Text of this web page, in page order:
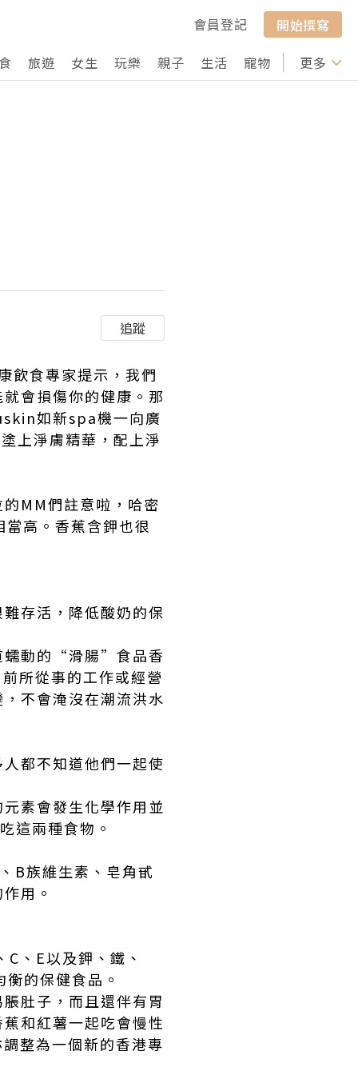
會員登記
開始撰寫
旅遊 女生 玩樂 親子 生活 寵物 行山 打卡
更多
追蹤
飲食專家提示，我們
會損傷你的健康。那
如新spa機一向廣
上淨膚精華，配上淨
MM們註意啦，哈密
高。香蕉含鉀也很
存活，降低酸奶的保
蠕動的“滑腸”食品香
所從事的工作或經營
不會淹沒在潮流洪水
都不知道他們一起使
素會發生化學作用並
這兩種食物。
B族維生素、皂角甙
用。
、E以及鉀、鐵、
的保健食品。
肚子，而且還伴有胃
和紅薯一起吃會慢性
整為一個新的香港專